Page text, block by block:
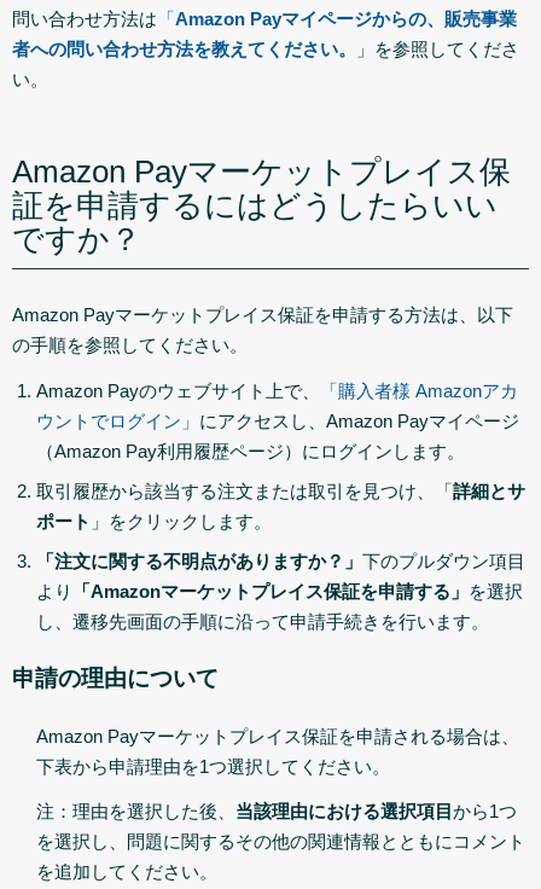
問い合わせ方法は 「Amazon Payマイページからの、販売事業
者への問い合わせ方法を教えてください。
」を参照してくださ
い。
Amazon Payマーケットプレイス保
証を申請するにはどうしたらいい
ですか？
Amazon Payマーケットプレイス保証を申請する方法は、以下
の手順を参照してください。
Amazon Payのウェブサイト上で、
「購入者様 Amazonアカ
ウントでログイン」 にアクセスし、Amazon Payマイページ
（Amazon Pay利用履歴ページ）にログインします。
取引履歴から該当する注文または取引を見つけ、「詳細とサ
ポート 」をクリックします。
「注文に関する不明点がありますか？」 下のプルダウン項目
より
「Amazonマーケットプレイス保証を申請する」 を選択
し、遷移先画面の手順に沿って申請手続きを行います。
申請の理由について
Amazon Payマーケットプレイス保証を申請される場合は、
下表から申請理由を1つ選択してください。
注：理由を選択した後、 当該理由における選択項目 から1つ
を選択し、問題に関するその他の関連情報とともにコメント
を追加してください。